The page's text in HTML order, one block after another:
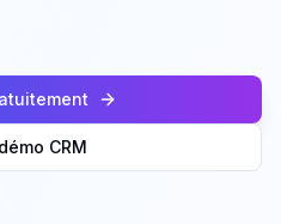
CRM